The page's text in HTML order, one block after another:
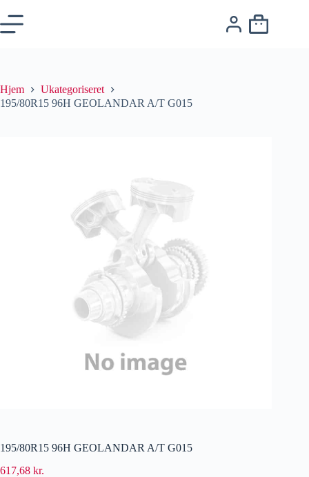
Hjem
Ukategoriseret
195/80R15 96H GEOLANDAR A/T G015
195/80R15 96H GEOLANDAR A/T G015
617,68 kr.